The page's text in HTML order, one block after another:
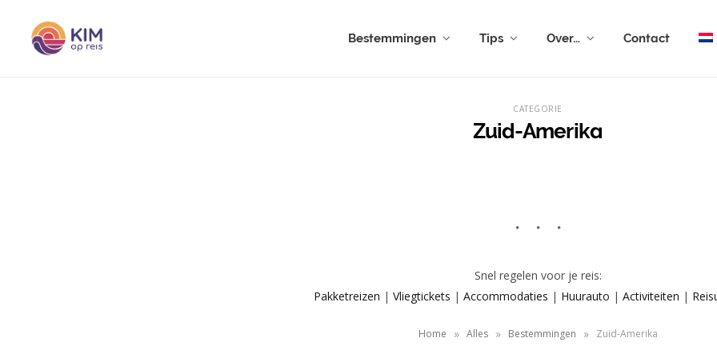
Bestemmingen Tips Over… Contact
CATEGORIE
Zuid-Amerika
Snel regelen voor je reis:
Pakketreizen | Vliegtickets | Accommodaties | Huurauto | Activiteiten |
Home » Alles » Bestemmingen » Zuid-Amerika